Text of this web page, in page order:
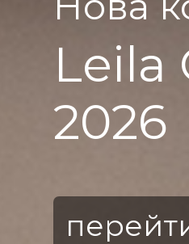
Leila
2026
перейти